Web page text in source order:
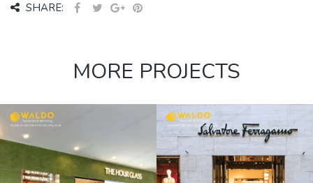
SHARE:
MORE PROJECTS
CỬA HÀNG
FERRAGAMO